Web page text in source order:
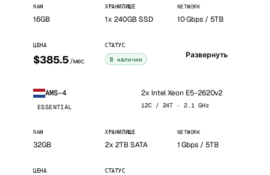
RAM
16GB
ХРАНИЛИЩЕ
1x 240GB SSD
NETWORK
10 Gbps / 5TB
ЦЕНА
$385.5 /мес
СТАТУС
В наличии Развернуть
AMS-4
ESSENTIAL
2x Intel Xeon E5-2620v2
12C / 24T · 2.1 GHz
RAM
32GB
ХРАНИЛИЩЕ
2x 2TB SATA
NETWORK
1 Gbps / 5TB
ЦЕНА СТАТУС